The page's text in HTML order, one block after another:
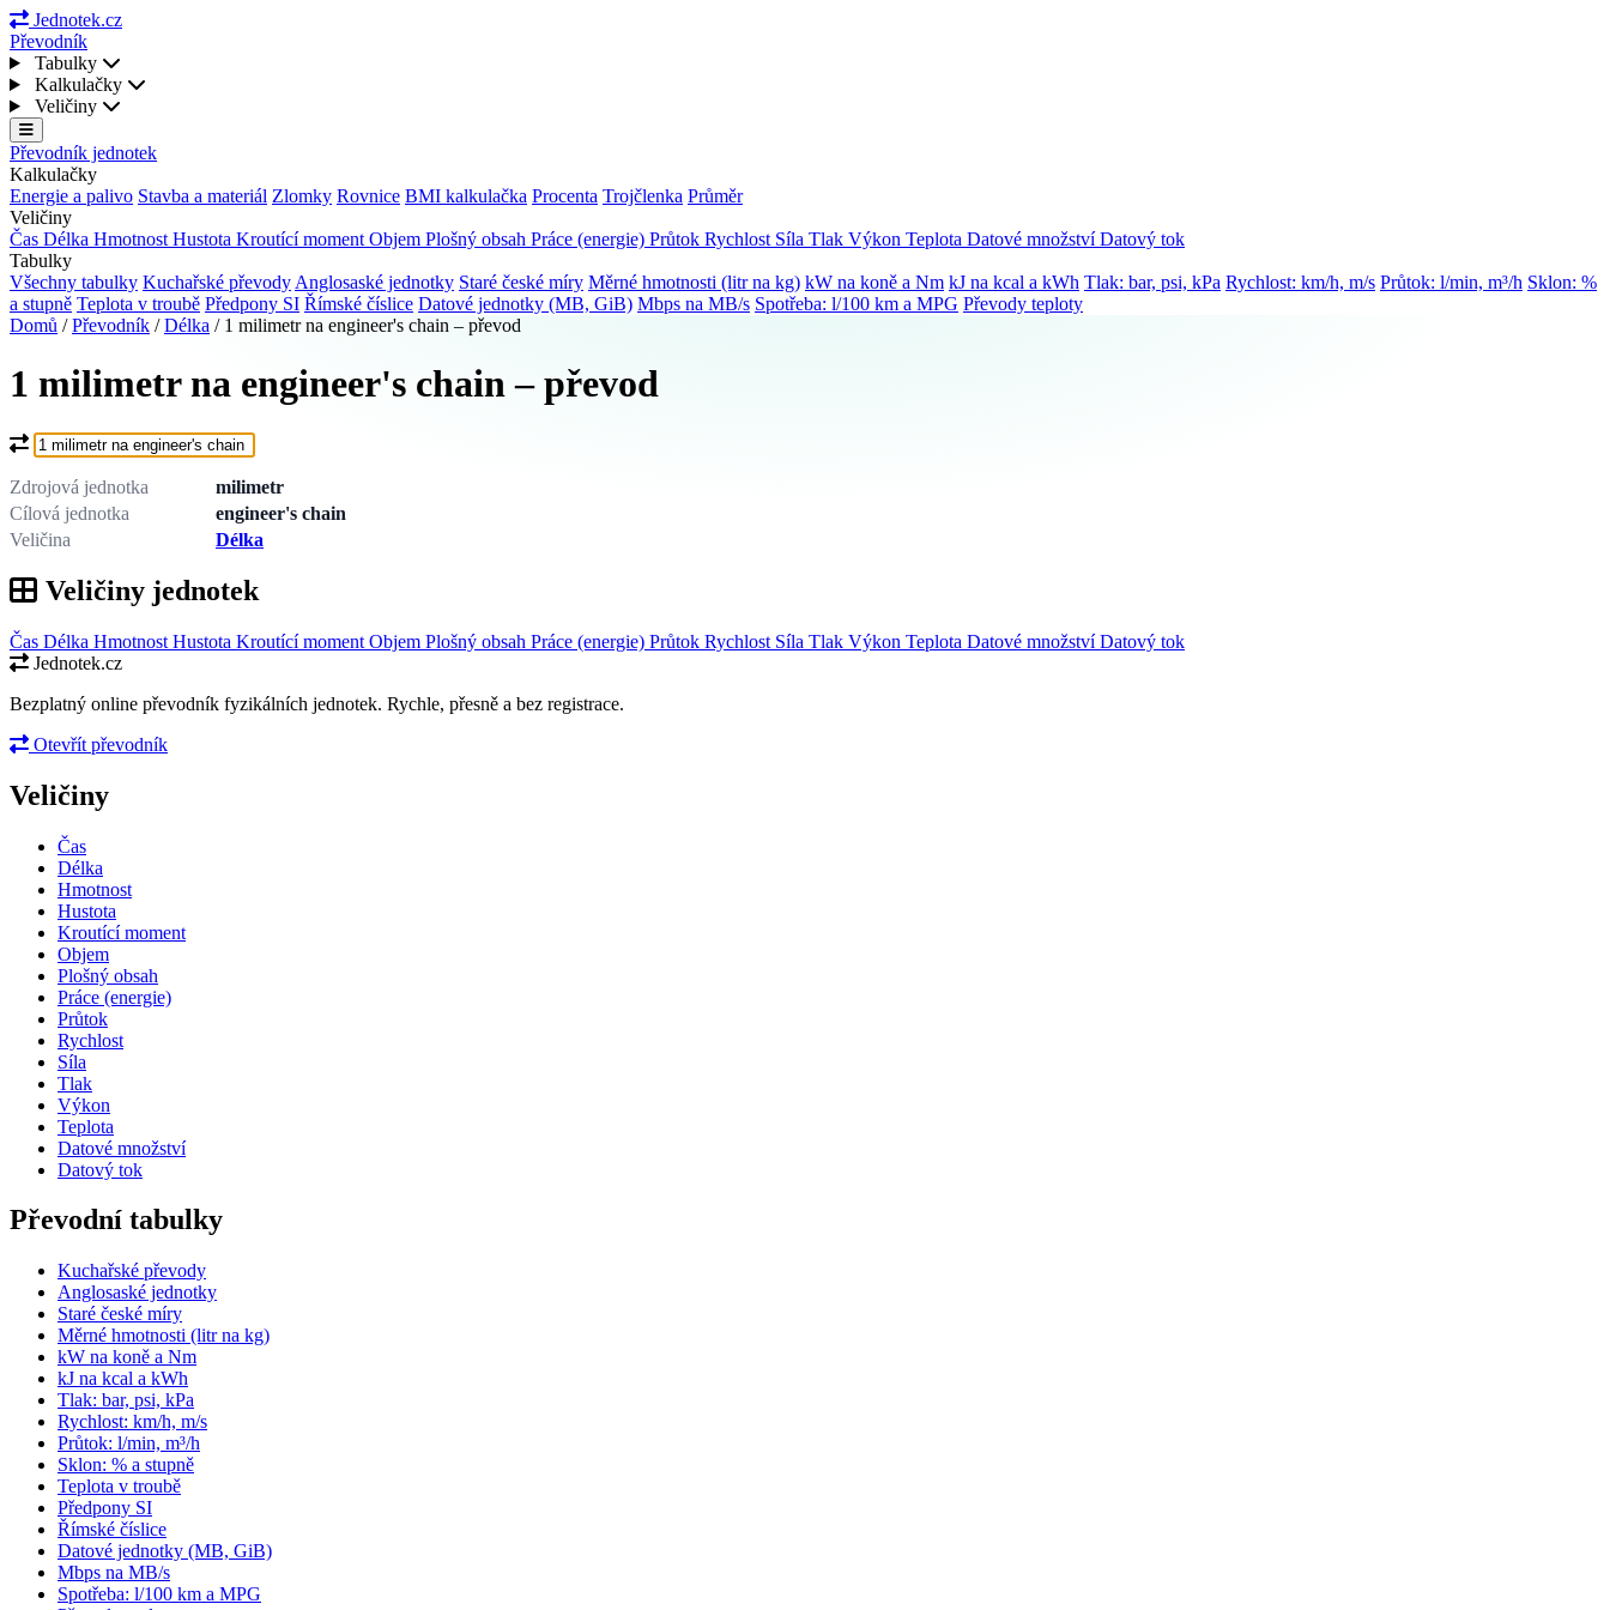
Jednotek.cz
Převodník
Tabulky
Kalkulačky
Veličiny
Převodník jednotek
Kalkulačky
Energie a palivo Stavba a materiál Zlomky Rovnice BMI kalkulačka Procenta Trojčlenka Průměr
Veličiny
Čas Délka Hmotnost Hustota Kroutící moment Objem Plošný obsah Práce (energie) Průtok Rychlost Síla Tlak Výkon Teplota Datové množstvíDatový tok
Tabulky
Všechny tabulky Kuchařské převody Anglosaské jednotky Staré české míry Měrné hmotnosti (litr na kg) kW na koně a Nm kJ na kcal a kWh Tlak: bar, psi, kPa Rychlost: km/h, m/s Průtok: l/min, m³/h Sklon: %
a stupně Teplota v troubě Předpony SI Římské číslice Datové jednotky (MB, GiB) Mbps na MB/s Spotřeba: l/100 km a MPG Převody teploty
Domů / Převodník / Délka / 1 milimetr na engineer's chain – převod
1 milimetr na engineer's chain – převod
Co chcete převést?
Zdrojová jednotka
milimetr
Cílová jednotka
engineer's chain
Veličina
Délka
Veličiny jednotek
Čas Délka Hmotnost Hustota Kroutící moment Objem Plošný obsah Práce (energie) Průtok Rychlost Síla Tlak Výkon Teplota Datové množstvíDatový tok
Jednotek.cz
Bezplatný online převodník fyzikálních jednotek. Rychle, přesně a bez registrace.
Otevřít převodník
Veličiny
Čas
Délka
Hmotnost
Hustota
Kroutící moment
Objem
Plošný obsah
Práce (energie)
Průtok
Rychlost
Síla
Tlak
Výkon
Teplota
Datové množství
Datový tok
Převodní tabulky
Kuchařské převody
Anglosaské jednotky
Staré české míry
Měrné hmotnosti (litr na kg)
kW na koně a Nm
kJ na kcal a kWh
Tlak: bar, psi, kPa
Rychlost: km/h, m/s
Průtok: l/min, m³/h
Sklon: % a stupně
Teplota v troubě
Předpony SI
Římské číslice
Datové jednotky (MB, GiB)
Mbps na MB/s
Spotřeba: l/100 km a MPG